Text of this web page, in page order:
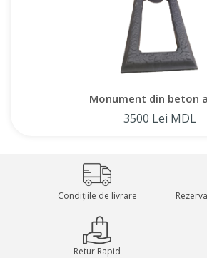
Piatra funerară are o nișă ovală pentru un
dreptunghiular pentru nume, date sau
Oferim posibilitatea de a achiziționa o
Moldova, cât și direct de la producător din
funerare, garantând o abordare
tuturor reglementărilor. Alegând
beton armat, primiți o soluție de înaltă
Monument din beton
3500 Lei MDL
Condițiile de livrare
Retur Rapid